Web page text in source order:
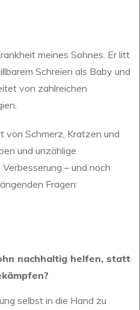
meines Sohnes. Er litt
Schreien als Baby und
von zahlreichen
von Schmerz, Kratzen und
und unzählige
– und noch
Fragen:
nachhaltig helfen, statt
selbst in die Hand zu